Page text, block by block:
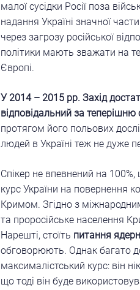
малої сусідки Росії поза
надання Україні значної
через загрозу російської
політики мають зважати на
Європі.
У 2014 – 2015 рр. Захід
відповідальний за теперішню
протягом його польових
людей в Україні теж не дуже
Спікер не впевнений на
курс України на повернення
Кримом. Згідно з
та проросійське населення
Нарешті, стоїть питання
обговорюють. Однак багато
максималістський курс: він
що тоді він буде